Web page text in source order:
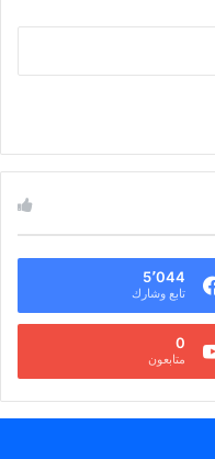
5٬044
تابع وشارك
0
متابعون